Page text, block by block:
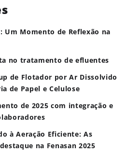
Um Momento de Reflexão na
no tratamento de efluentes
de Flotador por Ar Dissolvido
de Papel e Celulose
de 2025 com integração e
à Aeração Eficiente: As
na Fenasan 2025